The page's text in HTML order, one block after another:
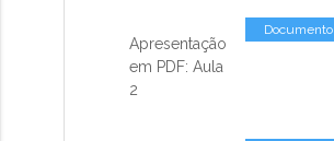
Apresentação
em PDF: Aula
2
Documento